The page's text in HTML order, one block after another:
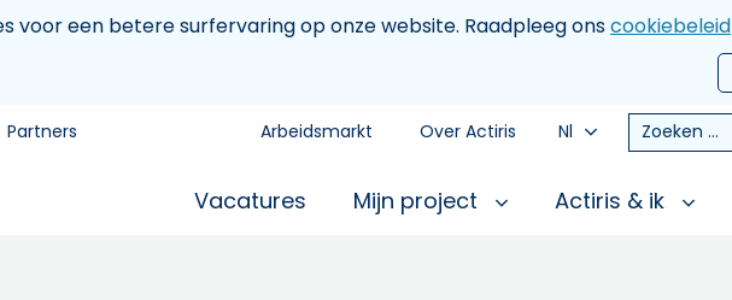
voor een betere surfervaring op onze website. Raadpleeg onscookiebeleid
Partners Arbeidsmarkt Over Actiris Nl Zoeken
Vacatures Mijn project Actiris & ik